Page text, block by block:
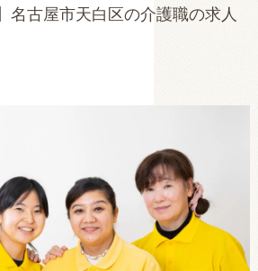
名古屋市天白区の介護職の求人